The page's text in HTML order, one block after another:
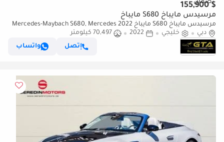
$ 155,900
مرسيدس مايباخ S680 مايباخ
مرسيدس مايباخ S680 مايباخ 2022 Mercedes-Maybach S680, Mercedes
Warranty+Full Service History, GCC Specs
دبي خليجي 2022
70,497 كيلومتر
إتصل
واتساب